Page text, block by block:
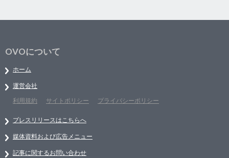
OVOについて
ホーム
運営会社
利用規約
サイトポリシー プライバシーポリシー
プレスリリースはこちらへ
媒体資料および広告メニュー
記事に関するお問い合わせ